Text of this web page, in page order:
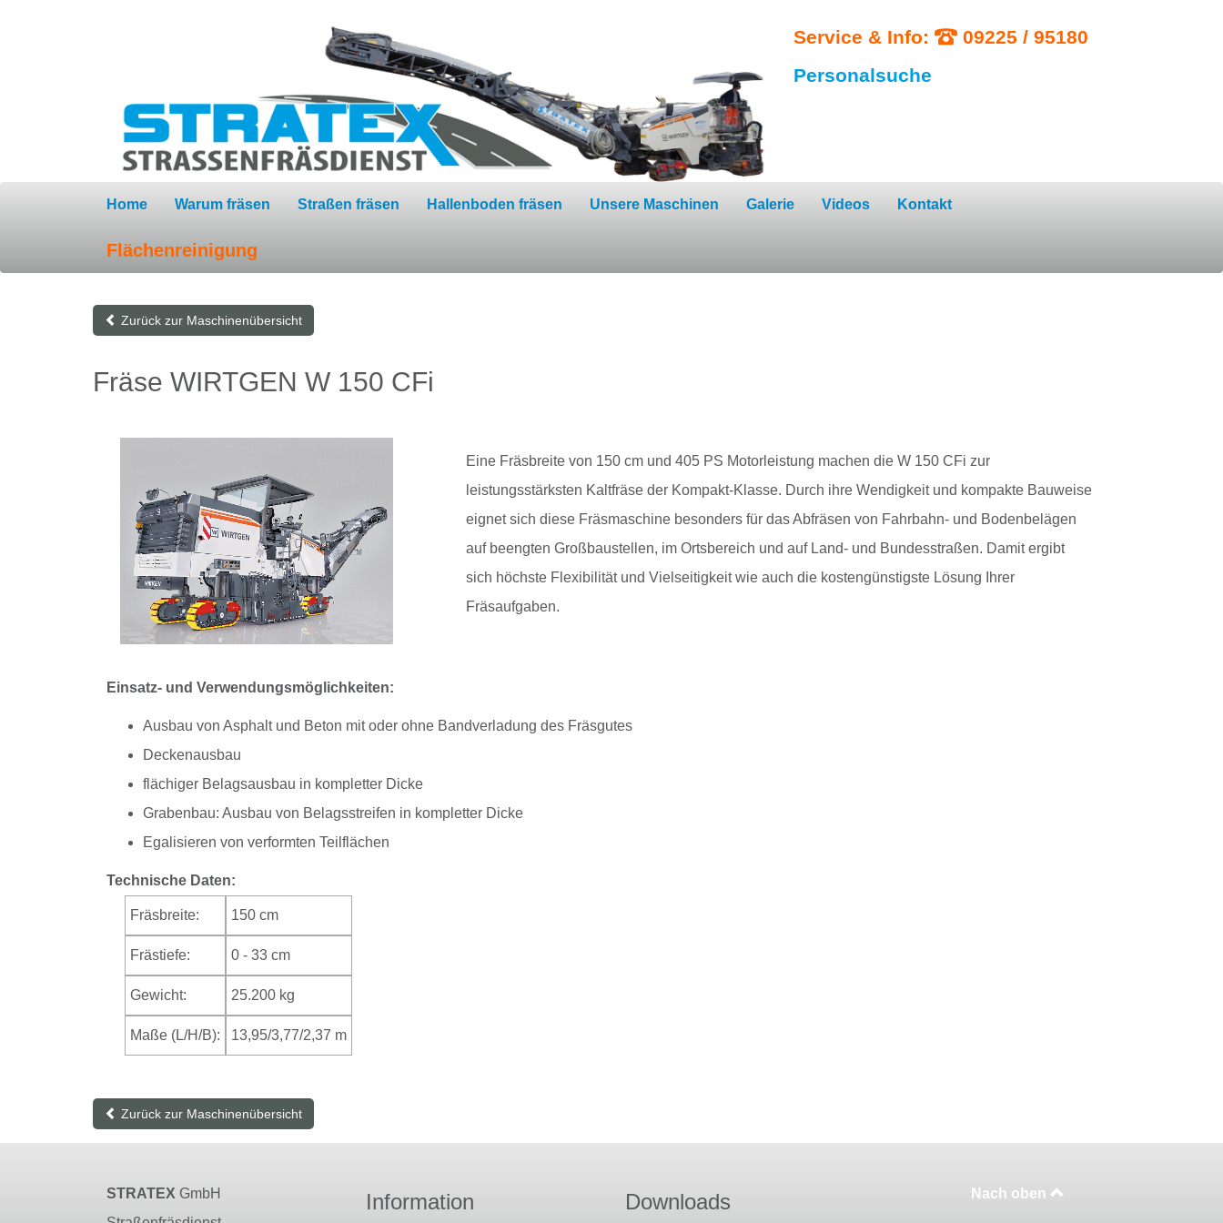
Service & Info:
09225 / 95180
Personalsuche
Home Warum fräsen Straßen fräsen Hallenboden fräsen Unsere Maschinen Galerie Videos Kontakt
Flächenreinigung
Zurück zur Maschinenübersicht
Fräse WIRTGEN W 150 CFi
Eine Fräsbreite von 150 cm und 405 PS Motorleistung machen die W 150 CFi zur
leistungsstärksten Kaltfräse der Kompakt-Klasse. Durch ihre Wendigkeit und kompakte Bauweise
eignet sich diese Fräsmaschine besonders für das Abfräsen von Fahrbahn- und Bodenbelägen
auf beengten Großbaustellen, im Ortsbereich und auf Land- und Bundesstraßen. Damit ergibt
sich höchste Flexibilität und Vielseitigkeit wie auch die kostengünstigste Lösung Ihrer
Fräsaufgaben.
Einsatz- und Verwendungsmöglichkeiten:
Ausbau von Asphalt und Beton mit oder ohne Bandverladung des Fräsgutes
Deckenausbau
flächiger Belagsausbau in kompletter Dicke
Grabenbau: Ausbau von Belagsstreifen in kompletter Dicke
Egalisieren von verformten Teilflächen
Technische Daten:
Fräsbreite: 150 cm
Frästiefe: 0 - 33 cm
Gewicht: 25.200 kg
Maße (L/H/B): 13,95/3,77/2,37 m
Zurück zur Maschinenübersicht
STRATEX GmbH
Information Downloads Nach oben